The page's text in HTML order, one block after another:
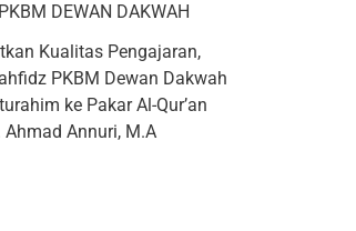
DEWAN DAKWAH
Kualitas Pengajaran,
PKBM Dewan Dakwah
ke Pakar Al-Qur’an
Ahmad Annuri, M.A